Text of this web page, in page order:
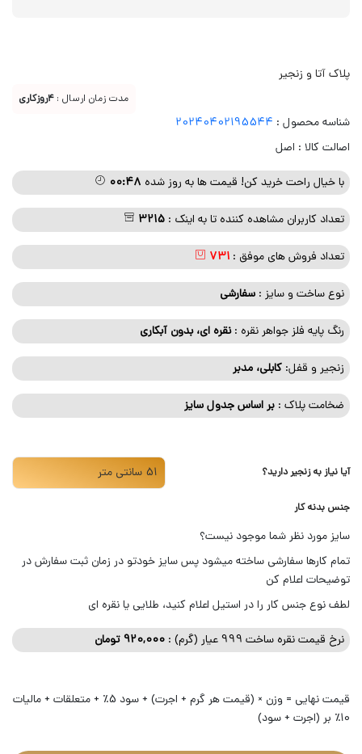
پلاک آتا و زنجیر
مدت زمان ارسال : 4روزکاری
شناسه محصول : 20240402195544
اصالت کالا : اصل
با خیال راحت خرید کن! قیمت ها به روز شده ۰۰:۴۸
تعداد کاربران مشاهده کننده تا به اینک : 3215
تعداد فروش های موفق : 731
نوع ساخت و سایز : سفارشی
رنگ پایه فلز جواهر نقره :نقره ای، بدون آبکاری
زنجیر و قفل: کابلی، مدبر
ضخامت پلاک : بر اساس جدول سایز
آیا نیاز به زنجیر دارید؟
جنس بدنه کار
سایز مورد نظر شما موجود نیست؟
تمام کارها سفارشی ساخته میشود پس سایز خودتو در زمان ثبت سفارش در
توضیحات اعلام کن
لطف نوع جنس کار را در استیل اعلام کنید، طلایی یا نقره ای
نرخ قیمت نقره ساخت 999 عیار (گرم) : 920,000 تومان
قیمت نهایی = وزن × (قیمت هر گرم + اجرت) + سود 5٪ + متعلقات + مالیات
10٪ بر (اجرت + سود)